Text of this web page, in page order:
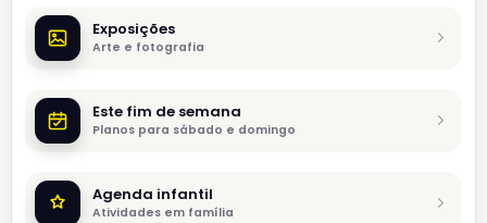
Exposições
Arte e fotografia
Este fim de semana
Planos para sábado e domingo
Agenda infantil
Atividades em família